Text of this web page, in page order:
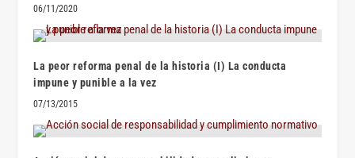
06/11/2020
La peor reforma penal de la historia (I) La conducta
impune y punible a la vez
07/13/2015